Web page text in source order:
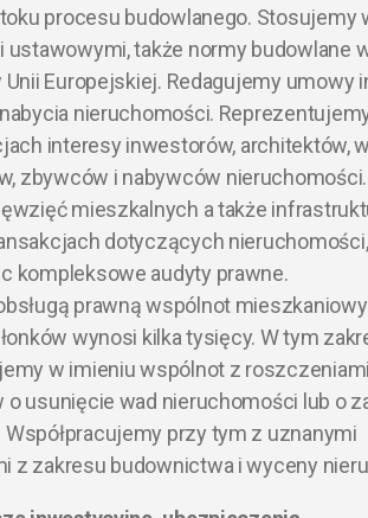
procesu budowlanego. Stosujemy
ustawowymi, także normy budowlane
Europejskiej. Redagujemy umowy
nieruchomości.
interesy inwestorów, architektów,
zbywców i nabywców
mieszkalnych a także
dotyczących nieruchomości,
kompleksowe audyty prawne.
prawną wspólnot
wynosi kilka tysięcy. W tym
w imieniu wspólnot z
o usunięcie wad nieruchomości lub o
przy tym z uznanymi
z zakresu budownictwa i wyceny